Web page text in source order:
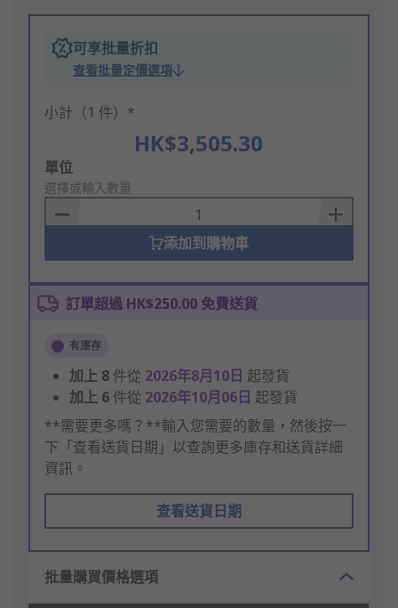
可享批量折扣
查看批量定價選項
小計（1 件）*
HK$3,505.30
Add
to
Basket
單位
選擇或輸入數量
添加到購物車
訂單超過 HK$250.00 免費送貨
有庫存
加上 8 件從 2026年8月10日 起發貨
加上 6 件從 2026年10月06日 起發貨
**需要更多嗎？**輸入您需要的數量，然後按一
下「查看送貨日期」以查詢更多庫存和送貨詳細
資訊。
查看送貨日期
批量購買價格選項